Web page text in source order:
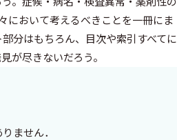
において考えるべきことを一冊にま
分はもちろん、目次や索引すべてに
が尽きないだろう。
ません．